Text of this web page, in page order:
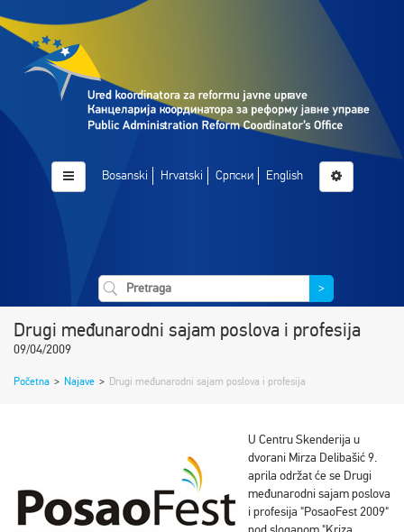
Bosanski Hrvatski Српски English
>
Drugi međunarodni sajam poslova i profesija
09/04/2009
Početna > Najave > Drugi međunarodni sajam poslova i profesija
U Centru Skenderija u
dvorani Mirza Delibašić 9.
aprila održat će se Drugi
međunarodni sajam poslova
i profesija "PosaoFest 2009"